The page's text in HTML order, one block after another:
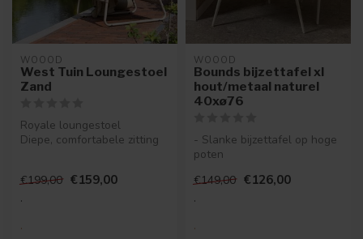
WOOOD
West Tuin Loungestoel
Zand
Royale loungestoel
Diepe, comfortabele zitting
€199,00 €159,00
.
.
WOOOD
Bounds bijzettafel xl
hout/metaal naturel
40xø76
- Slanke bijzettafel op hoge
poten
met zinken metaal...
€149,00 €126,00
.
.